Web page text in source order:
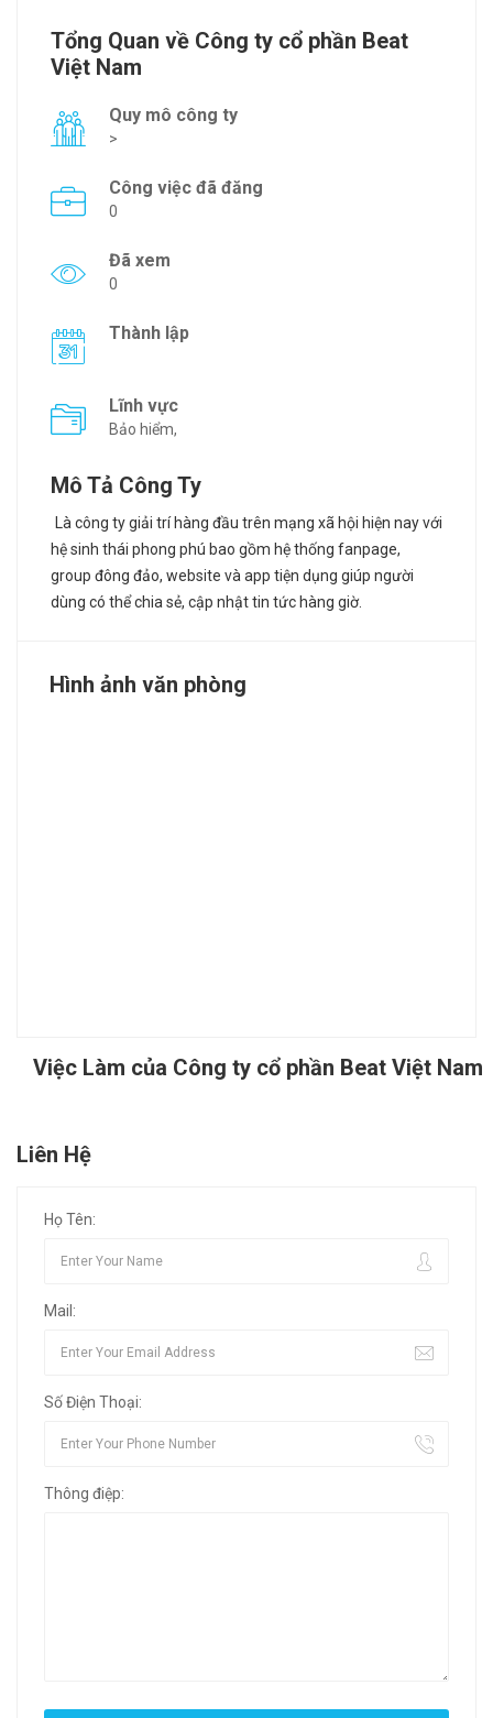
Tổng Quan về Công ty cổ phần Beat
Việt Nam
Quy mô công ty
>
Công việc đã đăng
0
Đã xem
0
Thành lập
Lĩnh vực
Bảo hiểm,
Mô Tả Công Ty
Là công ty giải trí hàng đầu trên mạng xã hội hiện nay với
hệ sinh thái phong phú bao gồm hệ thống fanpage,
group đông đảo, website và app tiện dụng giúp người
dùng có thể chia sẻ, cập nhật tin tức hàng giờ.
Hình ảnh văn phòng
Việc Làm của Công ty cổ phần Beat Việt Nam
Liên Hệ
Họ Tên:
Mail:
Số Điện Thoại:
Thông điệp: